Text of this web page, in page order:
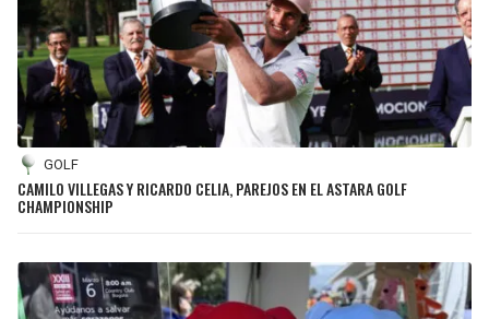
GOLF
CAMILO VILLEGAS Y RICARDO CELIA, PAREJOS EN EL ASTARA GOLF
CHAMPIONSHIP